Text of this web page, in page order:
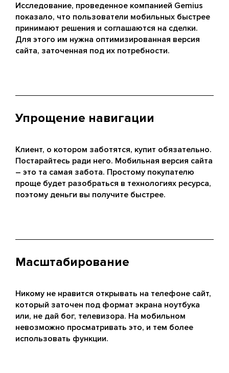
Исследование, проведенное компанией Gemius
показало, что пользователи мобильных быстрее
принимают решения и соглашаются на сделки.
Для этого им нужна оптимизированная версия
сайта, заточенная под их потребности.
Упрощение навигации
Клиент, о котором заботятся, купит обязательно.
Постарайтесь ради него. Мобильная версия сайта
– это та самая забота. Простому покупателю
проще будет разобраться в технологиях ресурса,
поэтому деньги вы получите быстрее.
Масштабирование
Никому не нравится открывать на телефоне сайт,
который заточен под формат экрана ноутбука
или, не дай бог, телевизора. На мобильном
невозможно просматривать это, и тем более
использовать функции.